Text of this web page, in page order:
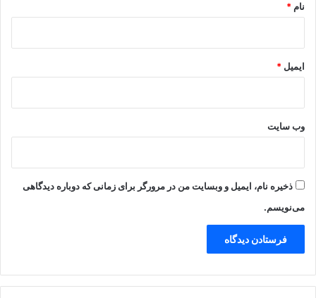
نام *
ایمیل *
وب‌ سایت
ذخیره نام، ایمیل و وبسایت من در مرورگر برای زمانی که دوباره دیدگاهی
می‌نویسم.